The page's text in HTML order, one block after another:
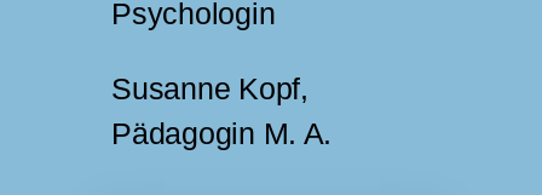
Psychologin
Susanne Kopf,
Pädagogin M. A.